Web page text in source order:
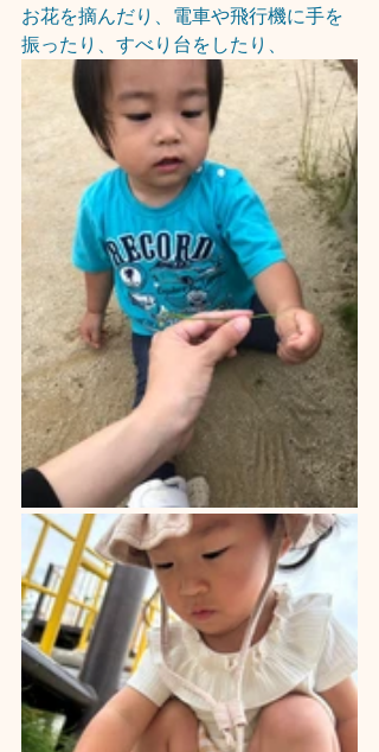
お花を摘んだり、電車や飛行機に手を
振ったり、すべり台をしたり、